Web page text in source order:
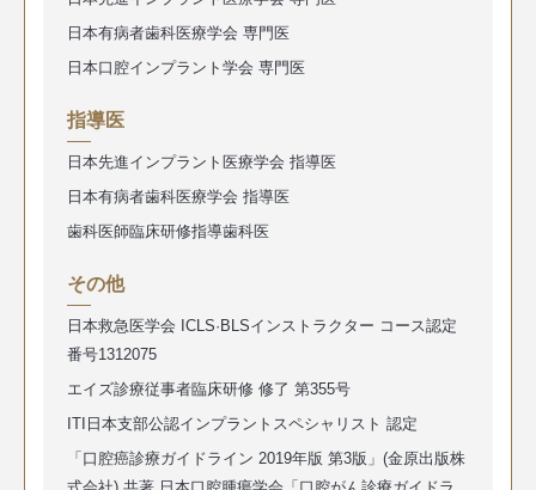
日本有病者歯科医療学会 専門医
日本口腔インプラント学会 専門医
指導医
日本先進インプラント医療学会 指導医
日本有病者歯科医療学会 指導医
歯科医師臨床研修指導歯科医
その他
日本救急医学会 ICLS·BLSインストラクター コース認定
番号1312075
エイズ診療従事者臨床研修 修了 第355号
ITI日本支部公認インプラントスペシャリスト 認定
「口腔癌診療ガイドライン 2019年版 第3版」(金原出版株